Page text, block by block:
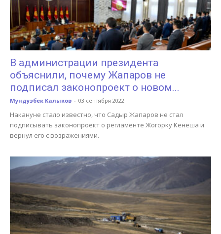
В администрации президента
объяснили, почему Жапаров не
подписал законопроект о новом...
Мундузбек Калыков - 03 сентября 2022
Накануне стало известно, что Садыр Жапаров не стал
подписывать законопроект о регламенте Жогорку Кенеша и
вернул его с возражениями.